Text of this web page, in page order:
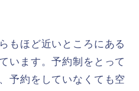
もほど近いところにある
います。予約制をとって
予約をしていなくても空